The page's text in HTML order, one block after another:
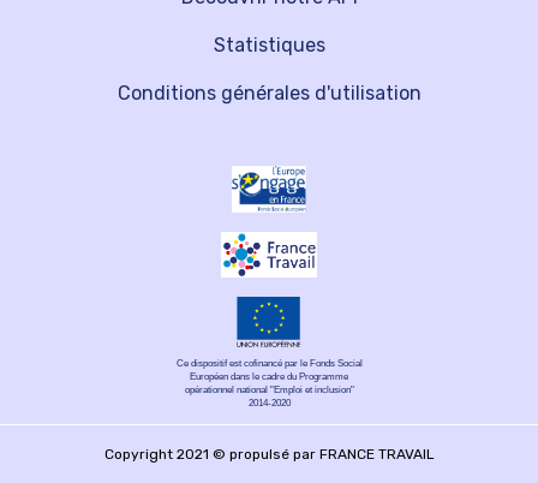
Statistiques
Conditions générales d'utilisation
Ce dispositif est cofinancé par le Fonds Social
Européen dans le cadre du Programme
opérationnel national "Emploi et inclusion"
2014-2020
Copyright 2021 © propulsé par FRANCE TRAVAIL